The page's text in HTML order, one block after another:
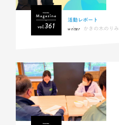
vol.361
活動レポート
writer
かきの木のりみ